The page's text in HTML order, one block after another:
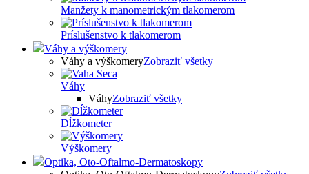
Manžety k manometrickým tlakomerom
Príslušenstvo k tlakomerom
Váhy a výškomery
Váhy a výškomeryZobraziť všetky
Váhy
VáhyZobraziť všetky
Dĺžkometer
Výškomery
Optika, Oto-Oftalmo-Dermatoskopy